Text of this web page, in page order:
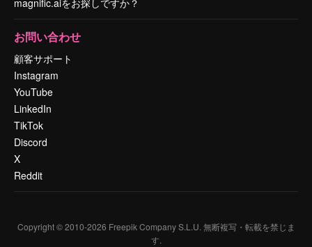
magnific.aiをお探しですか？
お問い合わせ
顧客サポート
Instagram
YouTube
LinkedIn
TikTok
Discord
X
Reddit
Copyright © 2010-2026 Freepik Company S.L.U. 無断複写・転載を禁じま
す.